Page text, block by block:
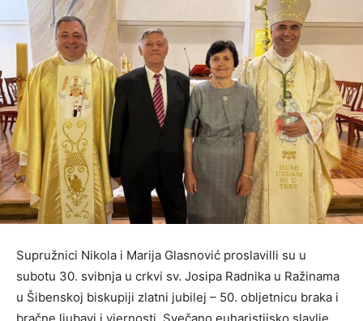
Supružnici Nikola i Marija Glasnović proslavilli su u
subotu 30. svibnja u crkvi sv. Josipa Radnika u Ražinama
u Šibenskoj biskupiji zlatni jubilej – 50. obljetnicu braka i